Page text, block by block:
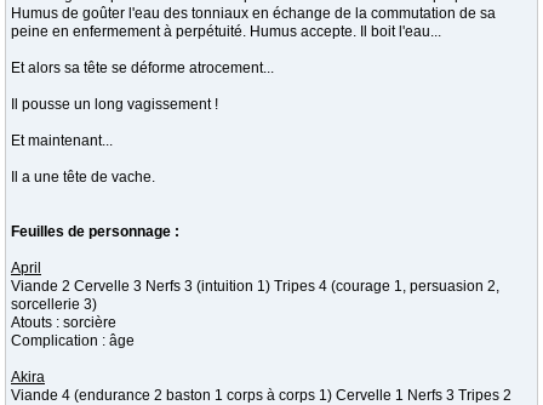
Humus de goûter l'eau des tonniaux en échange de la commutation de sa
peine en enfermement à perpétuité. Humus accepte. Il boit l'eau...
Et alors sa tête se déforme atrocement...
Il pousse un long vagissement !
Et maintenant...
Il a une tête de vache.
Feuilles de personnage :
April
Viande 2 Cervelle 3 Nerfs 3 (intuition 1) Tripes 4 (courage 1, persuasion 2,
sorcellerie 3)
Atouts : sorcière
Complication : âge
Akira
Viande 4 (endurance 2 baston 1 corps à corps 1) Cervelle 1 Nerfs 3 Tripes 2